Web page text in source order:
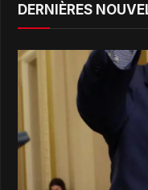
DERNIÈRES